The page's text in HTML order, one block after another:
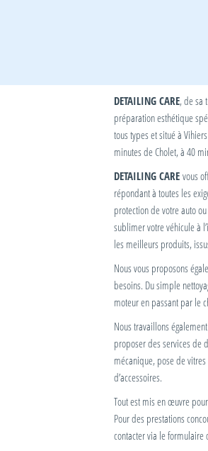
DETAILING CARE, de sa
préparation esthétique
tous types et situé à
minutes de Cholet, à 40
DETAILING CARE vous
répondant à toutes les
protection de votre auto
sublimer votre véhicule à
les meilleurs produits,
Nous vous proposons
besoins. Du simple
moteur en passant par le
Nous travaillons
proposer des services de
mécanique, pose de
d’accessoires.
Tout est mis en œuvre
Pour des prestations
contacter via le formulaire